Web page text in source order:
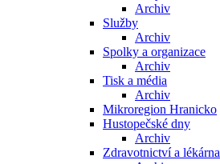
Archiv
Služby
Archiv
Spolky a organizace
Archiv
Tisk a média
Archiv
Mikroregion Hranicko
Hustopečské dny
Archiv
Zdravotnictví a lékárna